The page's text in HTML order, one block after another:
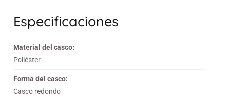
Especificaciones
Material del casco:
Poliéster
Forma del casco:
Casco redondo